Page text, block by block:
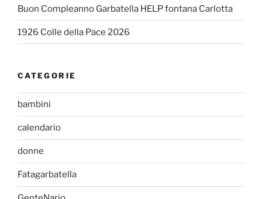
Buon Compleanno Garbatella HELP fontana Carlotta
1926 Colle della Pace 2026
CATEGORIE
bambini
calendario
donne
Fatagarbatella